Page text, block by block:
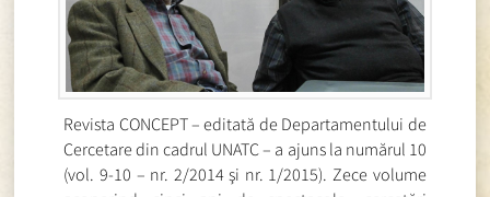
Revista CONCEPT – editată de Departamentului de
Cercetare din cadrul UNATC – a ajuns la numărul 10
(vol. 9-10 – nr. 2/2014 şi nr. 1/2015). Zece volume